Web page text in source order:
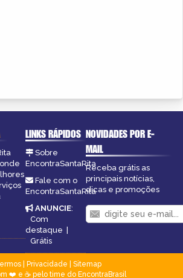
LINKS RÁPIDOS
Sobre
EncontraSantaRita
Fale com o
EncontraSantaRita
ANUNCIE:
Com
destaque
Grátis
NOVIDADES POR E-
MAIL
Receba grátis as
principais notícias,
dicas e promoções
| Privacidade
Sitemap
❤️ e ☕ pelo time do EncontraBrasil